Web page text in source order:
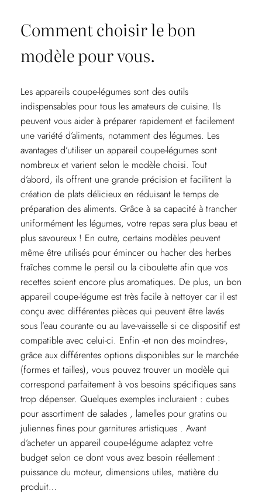
Comment choisir le bon
modèle pour vous.
Les appareils coupe-légumes sont des outils
indispensables pour tous les amateurs de cuisine. Ils
peuvent vous aider à préparer rapidement et facilement
une variété d’aliments, notamment des légumes. Les
avantages d’utiliser un appareil coupe-légumes sont
nombreux et varient selon le modèle choisi. Tout
d’abord, ils offrent une grande précision et facilitent la
création de plats délicieux en réduisant le temps de
préparation des aliments. Grâce à sa capacité à trancher
uniformément les légumes, votre repas sera plus beau et
plus savoureux ! En outre, certains modèles peuvent
même être utilisés pour émincer ou hacher des herbes
fraîches comme le persil ou la ciboulette afin que vos
recettes soient encore plus aromatiques. De plus, un bon
appareil coupe-légume est très facile à nettoyer car il est
conçu avec différentes pièces qui peuvent être lavés
sous l’eau courante ou au lave-vaisselle si ce dispositif est
compatible avec celui-ci. Enfin -et non des moindres-,
grâce aux différentes options disponibles sur le marchée
(formes et tailles), vous pouvez trouver un modèle qui
correspond parfaitement à vos besoins spécifiques sans
trop dépenser. Quelques exemples incluraient : cubes
pour assortiment de salades , lamelles pour gratins ou
juliennes fines pour garnitures artistiques . Avant
d’acheter un appareil coupe-légume adaptez votre
budget selon ce dont vous avez besoin réellement :
puissance du moteur, dimensions utiles, matière du
produit…